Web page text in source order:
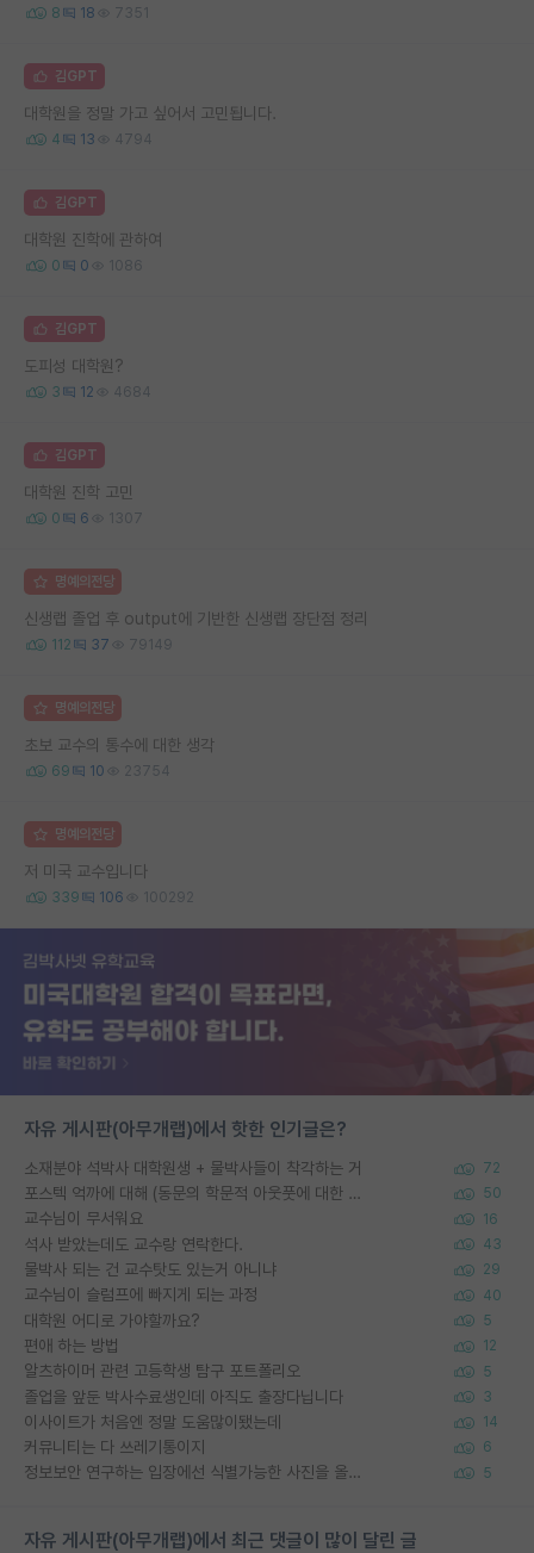
8 18 7351
김GPT
대학원을 정말 가고 싶어서 고민됩니다.
4 13 4794
김GPT
대학원 진학에 관하여
0 0 1086
김GPT
도피성 대학원?
3 12 4684
김GPT
대학원 진학 고민
0 6 1307
명예의전당
신생랩 졸업 후 output에 기반한 신생랩 장단점 정리
112 37 79149
명예의전당
초보 교수의 통수에 대한 생각
69 10 23754
명예의전당
저 미국 교수입니다
339 106 100292
자유 게시판(아무개랩)에서 핫한 인기글은?
소재분야 석박사 대학원생 + 물박사들이 착각하는 거 72
포스텍 억까에 대해 (동문의 학문적 아웃풋에 대한 반박) 50
교수님이 무서워요 16
석사 받았는데도 교수랑 연락한다. 43
물박사 되는 건 교수탓도 있는거 아니냐 29
교수님이 슬럼프에 빠지게 되는 과정 40
대학원 어디로 가야할까요? 5
편애 하는 방법 12
알츠하이머 관련 고등학생 탐구 포트폴리오 5
졸업을 앞둔 박사수료생인데 아직도 출장다닙니다 3
이사이트가 처음엔 정말 도움많이됐는데 14
커뮤니티는 다 쓰레기통이지 6
정보보안 연구하는 입장에선 식별가능한 사진을 올리는건 비추이긴함 5
자유 게시판(아무개랩)에서 최근 댓글이 많이 달린 글